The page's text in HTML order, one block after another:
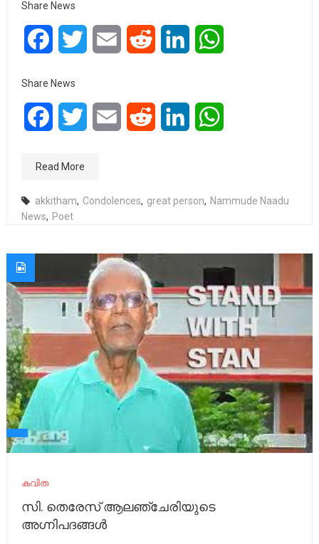
Share News
FacebookTwitter Email Reddit LinkedIn
Share News
FacebookTwitter Email Reddit LinkedIn
Read More
akkitham, Condolences, great person, Nammude Naadu
News, Poet
കവിത
സി. തെരേസ് ആലഞ്ചേരിയുടെ
അഗ്നിപദങ്ങൾ